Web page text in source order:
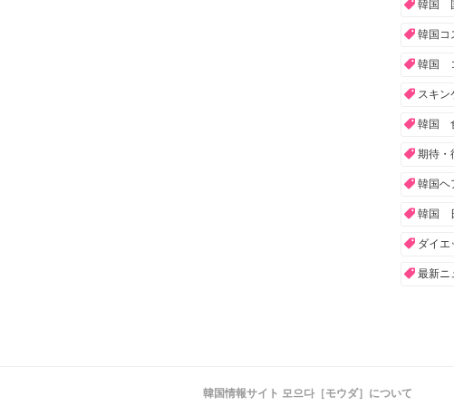
韓国
韓国
韓国
スキン
韓国
期待・
韓国
韓国
ダイ
最新ニ
韓国情報サイト 모으다［モウダ］について